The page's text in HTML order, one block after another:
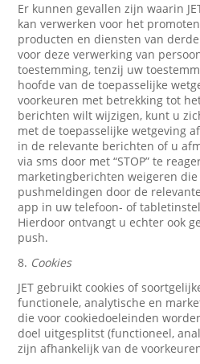
Er kunnen gevallen zijn waarin
kan verwerken voor het
producten en diensten van
voor deze verwerking van
toestemming, tenzij uw
hoofde van de toepasselijke
voorkeuren met betrekking tot
berichten wilt wijzigen, kunt u
met de toepasselijke wetgeving
in de relevante berichten of u
via sms door met “STOP” te
marketingberichten weigeren
pushmeldingen door de
app in uw telefoon- of
Hierdoor ontvangt u echter ook
push.
8. Cookies
JET gebruikt cookies of
functionele, analytische en
die voor cookiedoeleinden
doel uitgesplitst (functioneel,
zijn afhankelijk van de